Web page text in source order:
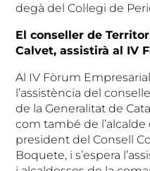
degà del Col·legi de
El conseller de
Calvet, assistirà al IV
Al IV Fòrum
l’assistència del
de la Generalitat de
com també de l’alcalde
president del Consell
Boquete, i s’espera